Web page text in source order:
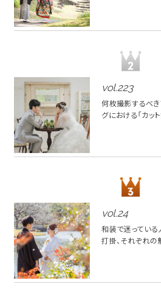
vol.223
何枚撮影するべき
グにおける「カッ
vol.24
和装で迷ってい
打掛、それぞれ